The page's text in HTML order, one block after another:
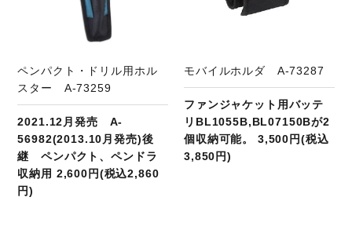
ペンパクト・ドリル用ホル
スター A-73259
2021.12月発売 A-
56982(2013.10月発売)後
継 ペンパクト、ペンドラ
収納用 2,600円(税込2,860
円)
モバイルホルダ A-73287
ファンジャケット用バッテ
リBL1055B,BL07150Bが2
個収納可能。 3,500円(税込
3,850円)